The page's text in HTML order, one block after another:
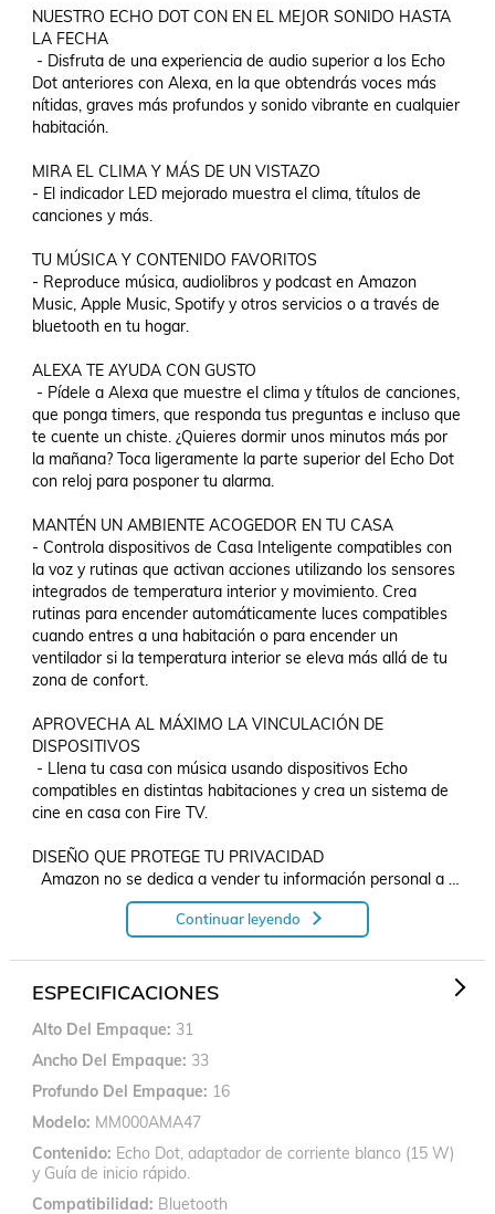
NUESTRO ECHO DOT CON EN EL MEJOR SONIDO HASTA
LA FECHA
- Disfruta de una experiencia de audio superior a los Echo
Dot anteriores con Alexa, en la que obtendrás voces más
nítidas, graves más profundos y sonido vibrante en cualquier
habitación.
MIRA EL CLIMA Y MÁS DE UN VISTAZO
- El indicador LED mejorado muestra el clima, títulos de
canciones y más.
TU MÚSICA Y CONTENIDO FAVORITOS
- Reproduce música, audiolibros y podcast en Amazon
Music, Apple Music, Spotify y otros servicios o a través de
bluetooth en tu hogar.
ALEXA TE AYUDA CON GUSTO
- Pídele a Alexa que muestre el clima y títulos de canciones,
que ponga timers, que responda tus preguntas e incluso que
te cuente un chiste. ¿Quieres dormir unos minutos más por
la mañana? Toca ligeramente la parte superior del Echo Dot
con reloj para posponer tu alarma.
MANTÉN UN AMBIENTE ACOGEDOR EN TU CASA
- Controla dispositivos de Casa Inteligente compatibles con
la voz y rutinas que activan acciones utilizando los sensores
integrados de temperatura interior y movimiento. Crea
rutinas para encender automáticamente luces compatibles
cuando entres a una habitación o para encender un
ventilador si la temperatura interior se eleva más allá de tu
zona de confort.
APROVECHA AL MÁXIMO LA VINCULACIÓN DE
DISPOSITIVOS
- Llena tu casa con música usando dispositivos Echo
compatibles en distintas habitaciones y crea un sistema de
cine en casa con Fire TV.
DISEÑO QUE PROTEGE TU PRIVACIDAD
  Amazon no se dedica a vender tu información personal a
terceros. Cuenta con varias capas de controles de
privacidad, incluyendo un botón para desactivar los
Continuar leyendo
ESPECIFICACIONES
Alto Del Empaque 31
Ancho Del Empaque 33
Profundo Del Empaque
16
Modelo MM000AMA47
Contenido Echo Dot, adaptador de corriente blanco (15 W)
y Guía de inicio rápido.
Compatibilidad Bluetooth